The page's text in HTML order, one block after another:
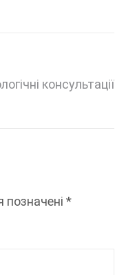
консультації
позначені *